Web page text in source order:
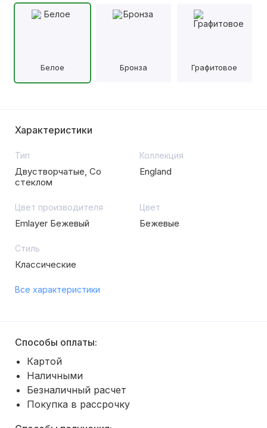
Белое Бронза Графитовое
Характеристики
Тип
Двустворчатые, Со
стеклом
Коллекция
England
Цвет производителя
Emlayer Бежевый
Цвет
Бежевые
Стиль
Классические
Все характеристики
Способы оплаты:
Картой
Наличными
Безналичный расчет
Покупка в рассрочку